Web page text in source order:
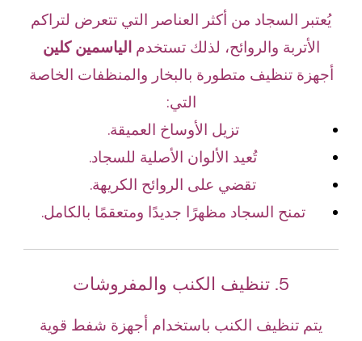
يُعتبر السجاد من أكثر العناصر التي تتعرض لتراكم
الأتربة والروائح، لذلك تستخدمالياسمين كلين
أجهزة تنظيف متطورة بالبخار والمنظفات الخاصة
التي:
تزيل الأوساخ العميقة.
تُعيد الألوان الأصلية للسجاد.
تقضي على الروائح الكريهة.
تمنح السجاد مظهرًا جديدًا ومتعقمًا بالكامل.
5. تنظيف الكنب والمفروشات
يتم تنظيف الكنب باستخدام أجهزة شفط قوية